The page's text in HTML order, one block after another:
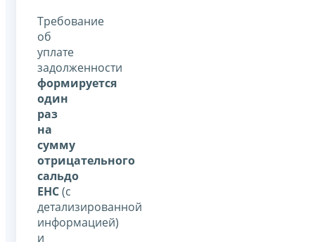
Требование
об
уплате
задолженности
формируется
один
раз
на
сумму
отрицательного
сальдо
ЕНС(с
детализированной
информацией)
и